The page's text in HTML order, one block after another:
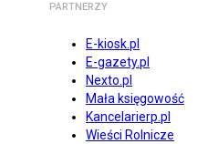
PARTNERZY
E-kiosk.pl
E-gazety.pl
Nexto.pl
Mała księgowość
Kancelarierp.pl
Wieści Rolnicze